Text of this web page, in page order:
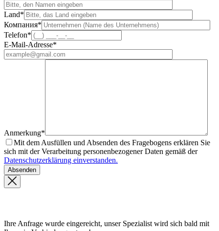
Land*
Компания*
Telefon*
E-Mail-Adresse*
Anmerkung*
Mit dem Ausfüllen und Absenden des Fragebogens erklären Sie
sich mit der Verarbeitung personenbezogener Daten gemäß der
Datenschutzerklärung einverstanden.
Ihre Anfrage wurde eingereicht, unser Spezialist wird sich bald mit